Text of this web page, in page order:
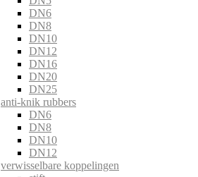
DN6
DN8
DN10
DN12
DN16
DN20
DN25
anti-knik rubbers
DN6
DN8
DN10
DN12
verwisselbare koppelingen